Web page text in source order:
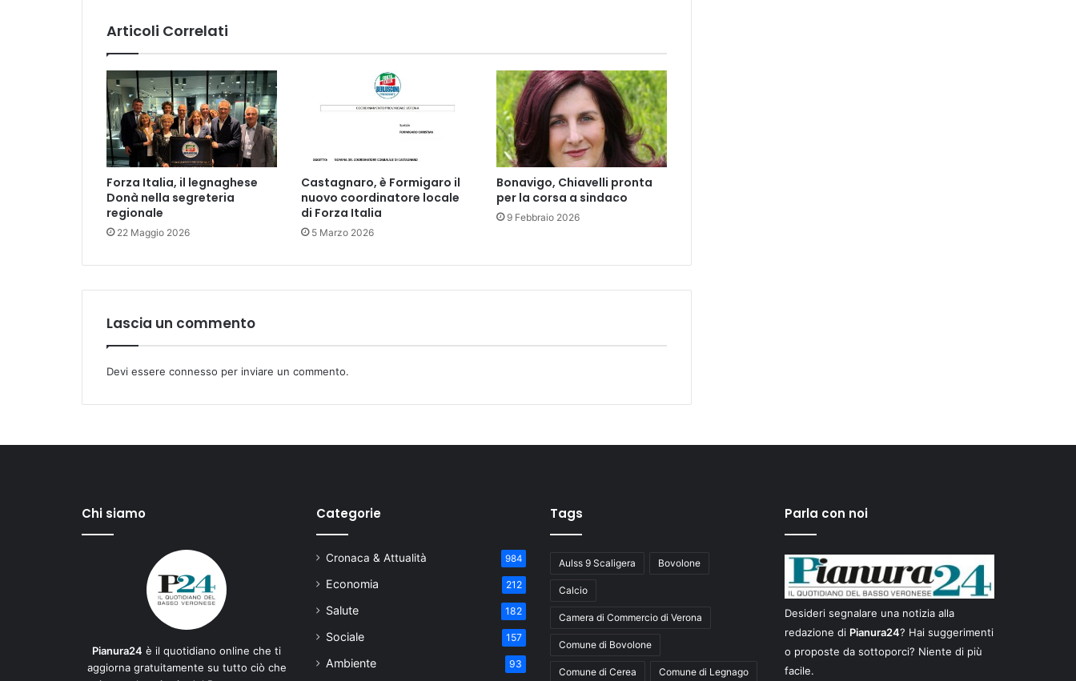
Articoli Correlati
Forza Italia, il legnaghese
Donà nella segreteria
regionale
22 Maggio 2026
Castagnaro, è Formigaro il
nuovo coordinatore locale
di Forza Italia
5 Marzo 2026
Bonavigo, Chiavelli pronta
per la corsa a sindaco
9 Febbraio 2026
Lascia un commento
Devi essere connesso per inviare un commento.
Chi siamo
Pianura24 è il quotidiano online che ti
aggiorna gratuitamente su tutto ciò che
Categorie
Cronaca & Attualità 984
Economia 212
Salute 182
Sociale 157
Ambiente 93
Tags
Aulss 9 Scaligera Bovolone
Calcio
Camera di Commercio di Verona
Comune di Bovolone
Comune di Cerea Comune di Legnago
Parla con noi
Desideri segnalare una notizia alla
redazione di Pianura24? Hai suggerimenti
o proposte da sottoporci? Niente di più
facile.